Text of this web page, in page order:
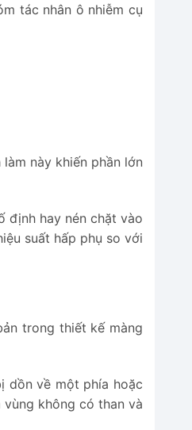
tác nhân ô nhiễm cụ
này khiến phần lớn
định hay nén chặt vào
suất hấp phụ so với
trong thiết kế màng
dồn về một phía hoặc
không có than và